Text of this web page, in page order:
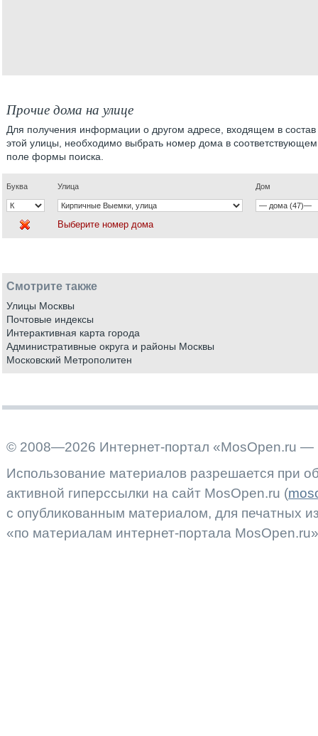
Прочие дома на улице
Для получения информации о другом адресе, входящем в состав
этой улицы, необходимо выбрать номер дома в соответствующем
поле формы поиска.
Буква Улица Дом
Выберите номер дома
Смотрите также
Улицы Москвы
Почтовые индексы
Интерактивная карта города
Административные округа и районы Москвы
Московский Метрополитен
© 2008—2026 Интернет-портал «MosOpen.ru —
Использование материалов разрешается при
активной гиперссылки на сайт MosOpen.ru (
с опубликованным материалом, для печатных
«по материалам интернет-портала